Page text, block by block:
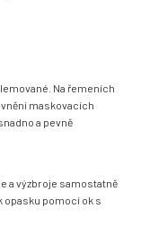
Na řemeních
maskovacích
a pevně
a výzbroje samostatně
opasku pomocí ok s